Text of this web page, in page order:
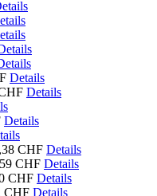
Details
Details
Details
CHF Details
CHF Details
CHF Details
CHF Details